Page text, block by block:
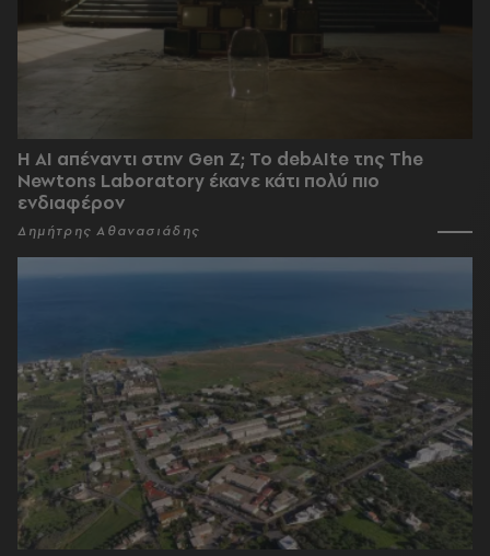
Η AI απέναντι στην Gen Z; Το debAIte της The
Newtons Laboratory έκανε κάτι πολύ πιο
ενδιαφέρον
Δημήτρης Αθανασιάδης